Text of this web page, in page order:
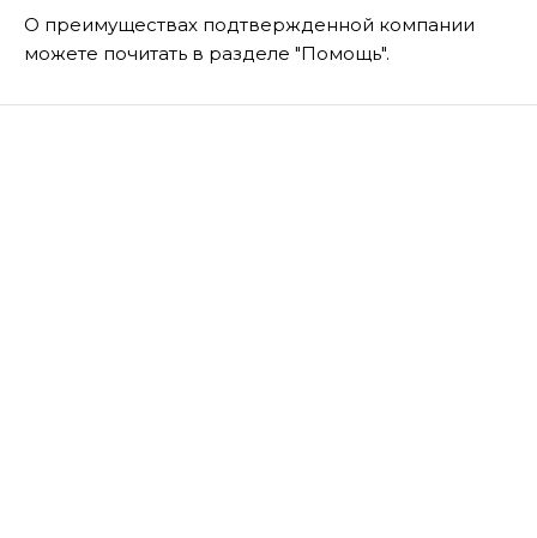
О преимуществах подтвержденной компании
можете почитать в разделе "Помощь".